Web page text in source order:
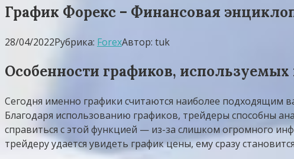
График Форекс – Финансовая
28/04/2022Рубрика: ForexАвтор: tuk
Особенности графиков,
Сегодня именно графики считаются наиболее подходящим
Благодаря использованию графиков, трейдеры способны
справиться с этой функцией — из-за слишком огромного
трейдеру удается увидеть график цены, ему сразу